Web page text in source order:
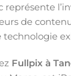
représente
de
technologie
Fullpix à